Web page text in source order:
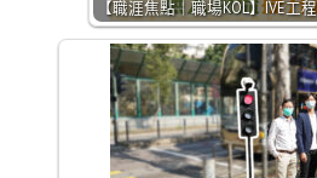
【職涯焦點｜職場KOL】IVE工